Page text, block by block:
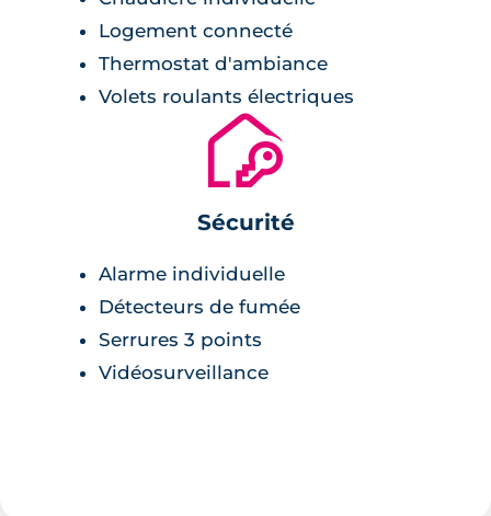
Logement connecté
Thermostat d'ambiance
Volets roulants électriques
🔐
Sécurité
Alarme individuelle
Détecteurs de fumée
Serrures 3 points
Vidéosurveillance